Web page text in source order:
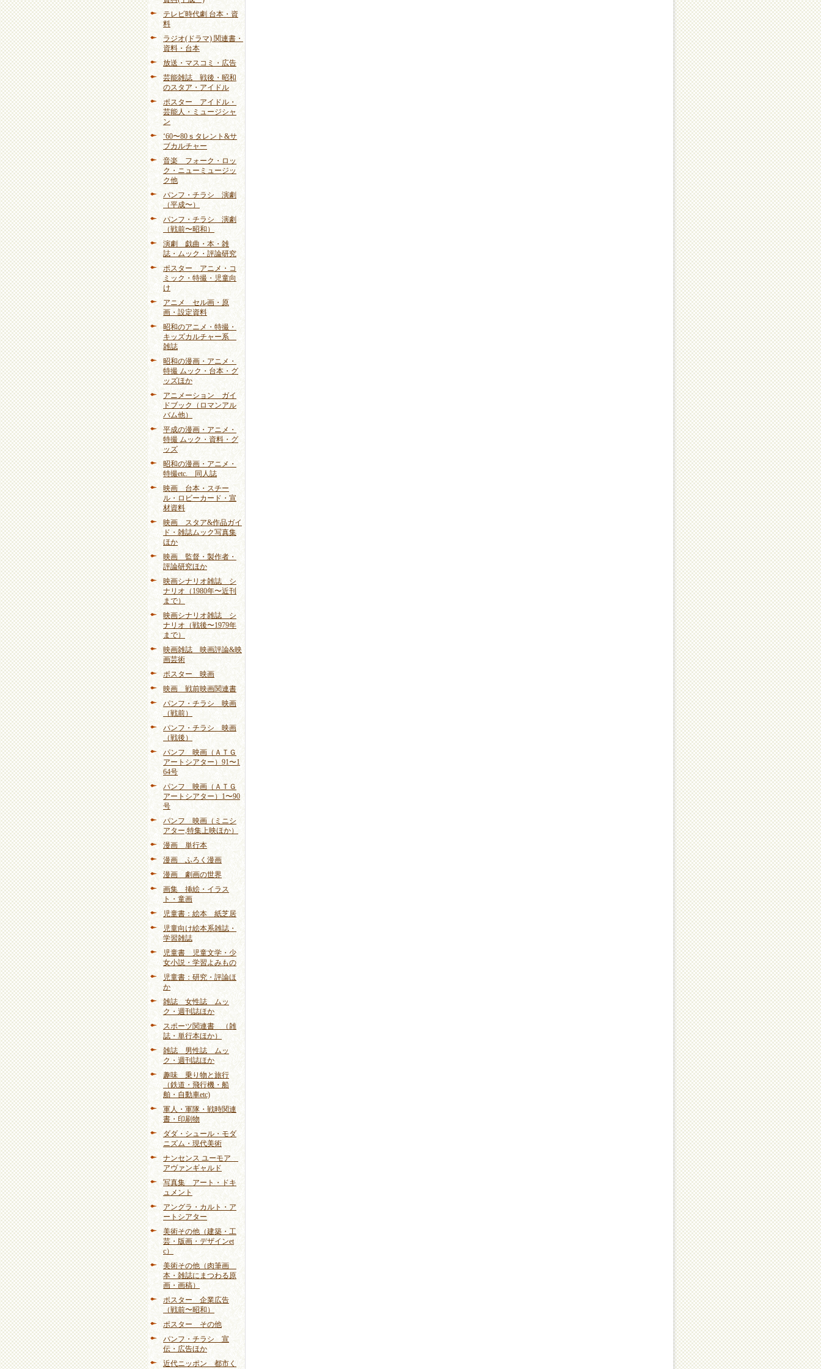
テレビ時代劇 台本・資
料
ラジオ(ドラマ) 関連書・
資料・台本
放送・マスコミ・広告
芸能雑誌 戦後・昭和
のスタア・アイドル
ポスター アイドル・
芸能人・ミュージシャ
ン
‘60〜80ｓタレント&サ
ブカルチャー
音楽 フォーク・ロッ
ク・ニューミュージッ
ク他
パンフ・チラシ 演劇
（平成〜）
パンフ・チラシ 演劇
（戦前〜昭和）
演劇 戯曲・本・雑
誌・ムック・評論研究
ポスター アニメ・コ
ミック・特撮・児童向
け
アニメ セル画・原
画・設定資料
昭和のアニメ・特撮・
キッズカルチャー系
雑誌
昭和の漫画・アニメ・
特撮 ムック・台本・グ
ッズほか
アニメーション ガイ
ドブック（ロマンアル
バム他）
平成の漫画・アニメ・
特撮 ムック・資料・グ
ッズ
昭和の漫画・アニメ・
特撮etc. 同人誌
映画 台本・スチー
ル・ロビーカード・宣
材資料
映画 スタア&作品ガイ
ド・雑誌ムック写真集
ほか
映画 監督・製作者・
評論研究ほか
映画シナリオ雑誌 シ
ナリオ（1980年〜近刊
まで）
映画シナリオ雑誌 シ
ナリオ（戦後〜1979年
まで）
映画雑誌 映画評論&映
画芸術
ポスター 映画
映画 戦前映画関連書
パンフ・チラシ 映画
（戦前）
パンフ・チラシ 映画
（戦後）
パンフ 映画（ＡＴＧ
アートシアター）91〜1
64号
パンフ 映画（ＡＴＧ
アートシアター）1〜90
号
パンフ 映画（ミニシ
アター,特集上映ほか）
漫画 単行本
漫画 ふろく漫画
漫画 劇画の世界
画集 挿絵・イラス
ト・童画
児童書：絵本 紙芝居
児童向け絵本系雑誌・
学習雑誌
児童書 児童文学・少
女小説・学習よみもの
児童書：研究・評論ほ
か
雑誌 女性誌 ムッ
ク・週刊誌ほか
スポーツ関連書 （雑
誌・単行本ほか）
雑誌 男性誌 ムッ
ク・週刊誌ほか
趣味 乗り物と旅行
（鉄道・飛行機・船
舶・自動車etc)
軍人・軍隊・戦時関連
書・印刷物
ダダ・シュール・モダ
ニズム・現代美術
ナンセンス ユーモア
アヴァンギャルド
写真集 アート・ドキ
ュメント
アングラ・カルト・ア
ートシアター
美術その他（建築・工
芸・版画・デザインet
c）
美術その他（肉筆画
本・雑誌にまつわる原
画・画稿）
ポスター 企業広告
（戦前〜昭和）
ポスター その他
パンフ・チラシ 宣
伝・広告ほか
近代ニッポン 都市く